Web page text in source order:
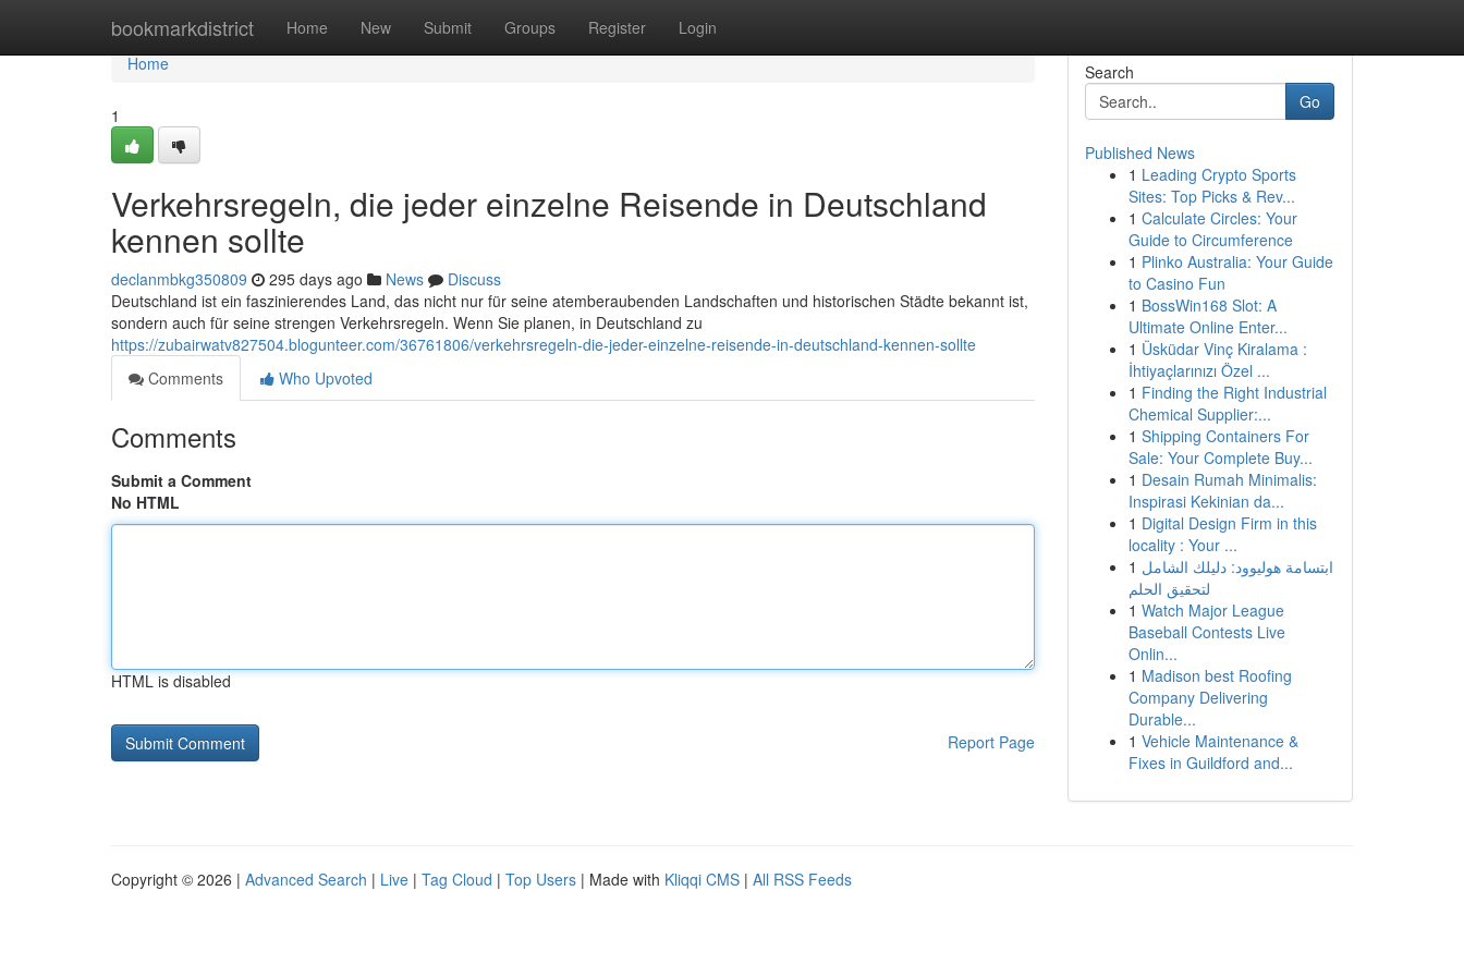
bookmarkdistrict Home New Submit Groups Register Login
Home
Home
1
Verkehrsregeln, die jeder einzelne Reisende in Deutschland
kennen sollte
declanmbkg350809 295 days ago News
Discuss
Deutschland ist ein faszinierendes Land, das nicht nur für seine atemberaubenden Landschaften und historischen Städte bekannt ist,
sondern auch für seine strengen Verkehrsregeln. Wenn Sie planen, in Deutschland zu
https://zubairwatv827504.blogunteer.com/36761806/verkehrsregeln-die-jeder-einzelne-reisende-in-deutschland-kennen-sollte
Comments
Who Upvoted
Comments
Submit a Comment
No HTML
HTML is disabled
Report Page
Search
Go
Published News
1 Leading Crypto Sports
Sites: Top Picks & Rev...
1 Calculate Circles: Your
Guide to Circumference
1 Plinko Australia: Your Guide
to Casino Fun
1 BossWin168 Slot: A
Ultimate Online Enter...
1 Üsküdar Vinç Kiralama :
İhtiyaçlarınızı Özel ...
1 Finding the Right Industrial
Chemical Supplier:...
1 Shipping Containers For
Sale: Your Complete Buy...
1 Desain Rumah Minimalis:
Inspirasi Kekinian da...
1 Digital Design Firm in this
locality : Your ...
1 ابتسامة هوليوود: دليلك الشامل
لتحقيق الحلم
1 Watch Major League
Baseball Contests Live
Onlin...
1 Madison best Roofing
Company Delivering
Durable...
1 Vehicle Maintenance &
Fixes in Guildford and...
Copyright © 2026 | Advanced Search | Live | Tag Cloud | Top Users | Made with Kliqqi CMS | All RSS Feeds